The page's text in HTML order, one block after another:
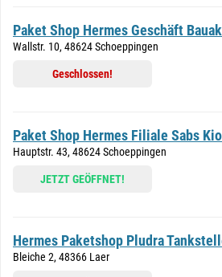
Paket Shop Hermes Geschäft
Wallstr. 10, 48624 Schoeppingen
Geschlossen!
Paket Shop Hermes Filiale Sabs
Hauptstr. 43, 48624 Schoeppingen
JETZT GEÖFFNET!
Hermes Paketshop Pludra
Bleiche 2, 48366 Laer